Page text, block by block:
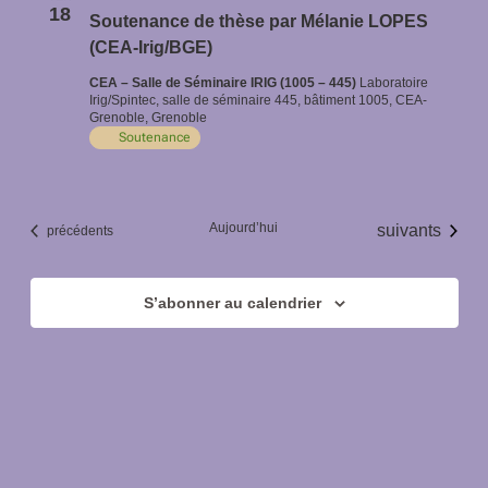
vues
18
Soutenance de thèse par Mélanie LOPES
(CEA-Irig/BGE)
CEA – Salle de Séminaire IRIG (1005 – 445) Laboratoire
Irig/Spintec, salle de séminaire 445, bâtiment 1005, CEA-
Grenoble, Grenoble
Soutenance
Évènements
précédents Aujourd’hui Évènements
suivants
S’abonner au calendrier